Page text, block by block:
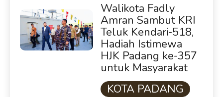
Walikota Fadly
Amran Sambut KRI
Teluk Kendari-518,
Hadiah Istimewa
HJK Padang ke-357
untuk Masyarakat
KOTA PADANG